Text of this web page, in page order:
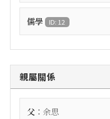
儒學 ID: 12
親屬關係
父 ： 余思